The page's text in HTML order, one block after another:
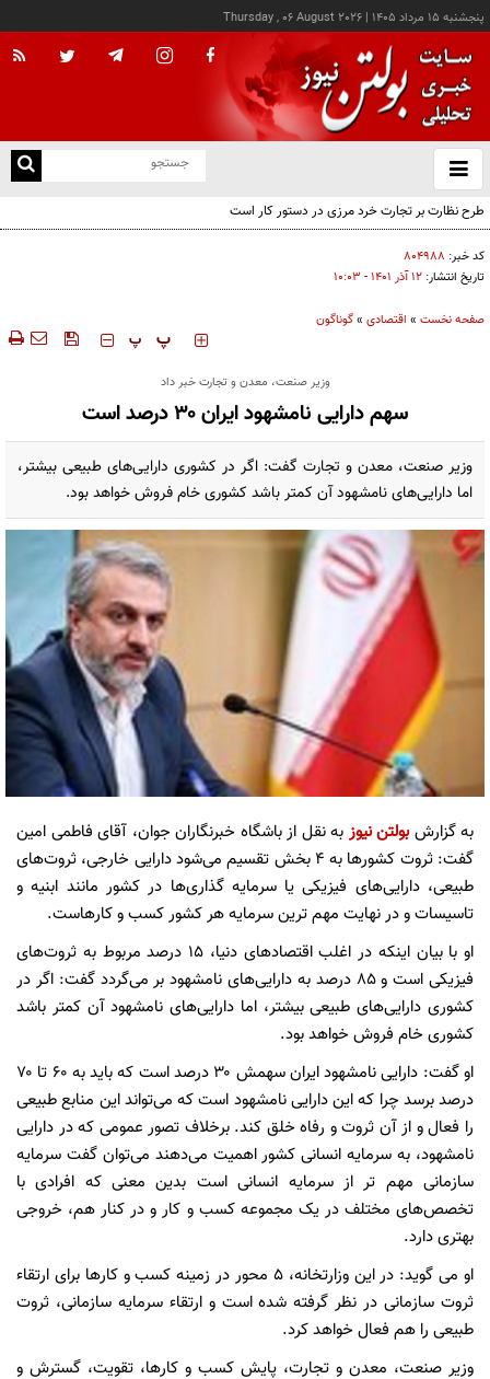
پنجشنبه ۱۵ مرداد ۱۴۰۵ |
Thursday , 06 August 2026
باز
و
طرح نظارت بر تجارت خرد مرزی در دستور کار است
کد خبر: ۸۰۴۹۸۸
تاریخ انتشار: ۱۲ آذر ۱۴۰۱ - ۱۰:۰۳
صفحه نخست » اقتصادی »گوناگون
‍‍‍ پ پ
وزیر صنعت، معدن و تجارت خبر داد
سهم دارایی نامشهود ایران ۳۰ درصد است
وزیر صنعت، معدن و تجارت گفت: اگر در کشوری دارایی‌های طبیعی بیشتر،
اما دارایی‌های نامشهود آن کمتر باشد کشوری خام فروش خواهد بود.
به گزارشبولتن نیوز به نقل از باشگاه خبرنگاران جوان، آقای فاطمی امین
گفت: ثروت کشور‌ها به ۴ بخش تقسیم می‌شود دارایی خارجی، ثروت‌های
طبیعی، دارایی‌های فیزیکی یا سرمایه گذاری‌ها در کشور مانند ابنیه و
تاسیسات و در نهایت مهم ترین سرمایه هر کشور کسب و کارهاست.
او با بیان اینکه در اغلب اقتصاد‌های دنیا، ۱۵ درصد مربوط به ثروت‌های
فیزیکی است و ۸۵ درصد به دارایی‌های نامشهود بر می‌گردد گفت: اگر در
کشوری دارایی‌های طبیعی بیشتر، اما دارایی‌های نامشهود آن کمتر باشد
کشوری خام فروش خواهد بود.
او گفت: دارایی نامشهود ایران سهمش ۳۰ درصد است که باید به ۶۰ تا ۷۰
درصد برسد چرا که این دارایی نامشهود است که می‌تواند این منابع طبیعی
را فعال و از آن ثروت و رفاه خلق کند. برخلاف تصور عمومی که در دارایی
نامشهود، به سرمایه انسانی کشور اهمیت می‌دهند می‌توان گفت سرمایه
سازمانی مهم تر از سرمایه انسانی است بدین معنی که افرادی با
تخصص‌های مختلف در یک مجموعه کسب و کار و در کنار هم، خروجی
بهتری دارد.
او می گوید: در این وزارتخانه، ۵ محور در زمینه کسب و کار‌ها برای ارتقاء
ثروت سازمانی در نظر گرفته شده است و ارتقاء سرمایه سازمانی، ثروت
طبیعی را هم فعال خواهد کرد.
وزیر صنعت، معدن و تجارت، پایش کسب و کار‌ها، تقویت، گسترش و